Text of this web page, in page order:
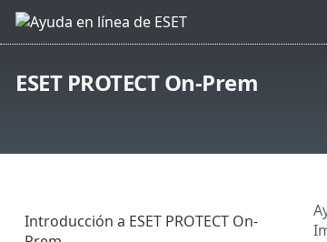
ESET PROTECT On-Prem